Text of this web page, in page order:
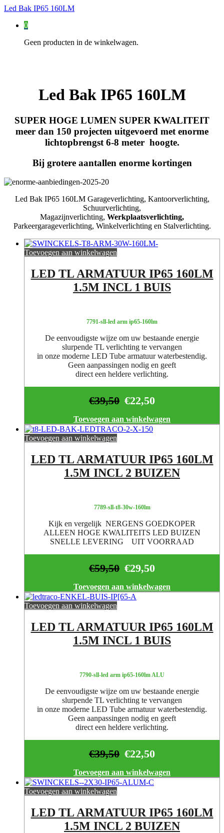
Led Bak IP65 160LM
0
Geen producten in de winkelwagen.
Led Bak IP65 160LM
SUPER HOGE LUMEN SUPER KWALITEIT
meer dan 150 projecten uitgevoerd met enorme
lichtopbrengst 6-8 meter hoogte.
Bij grotere aantallen enorme kortingen
Led Bak IP65 160LM Garageverlichting, Kantoorverlichting,
Schuurverlichting,
Magazijnverlichting, Werkplaatsverlichting,
Parkeergarageverlichting, Winkelverlichting en Stalverlichting.
Toevoegen aan winkelwagen
LED TL ARMATUUR IP65 160LM
1.5M INCL 1 BUIS
7791-sll-led arm ip65-160lm
De eenvoudigste wijze om uw bestaande energie
slurpende TL verlichting te vervangen
in onze moderne LED Tube armatuur waterbestendig.
Geen aanpassingen nodig en geeft
direct een heldere verlichting.
€22,50
€39,50
Toevoegen aan winkelwagen
Toevoegen aan winkelwagen
LED TL ARMATUUR IP65 160LM
1.5M INCL 2 BUIZEN
7789-sll-t8-30w-160lm
Kijk en vergelijk NERGENS GOEDKOPER
ALLEEN HOGE KWALITEITS LED BUIZEN
SNELLE LEVERING UIT VOORRAAD
€29,50
€59,50
Toevoegen aan winkelwagen
Toevoegen aan winkelwagen
LED TL ARMATUUR IP65 160LM
1.5M INCL 1 BUIS
7790-sll-led arm ip65-160lm ALU
De eenvoudigste wijze om uw bestaande energie
slurpende TL verlichting te vervangen
in onze moderne LED Tube armatuur waterbestendig.
Geen aanpassingen nodig en geeft
direct een heldere verlichting.
€22,50
€39,50
Toevoegen aan winkelwagen
Toevoegen aan winkelwagen
LED TL ARMATUUR IP65 160LM
1.5M INCL 2 BUIZEN